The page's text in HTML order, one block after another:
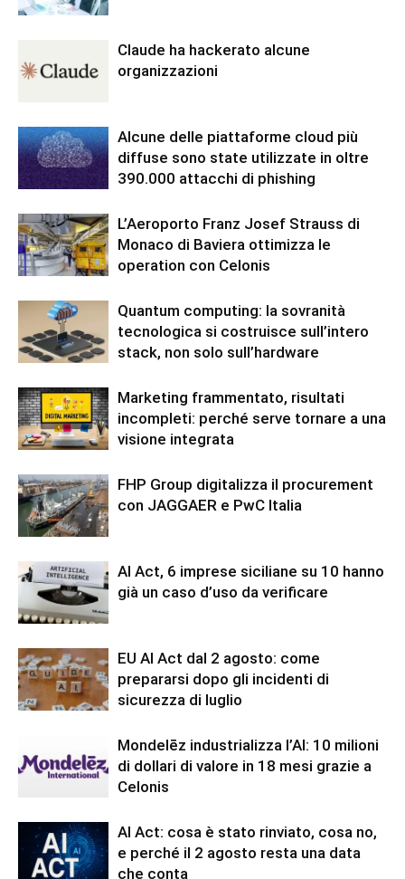
Claude ha hackerato alcune
organizzazioni
Alcune delle piattaforme cloud più
diffuse sono state utilizzate in oltre
390.000 attacchi di phishing
L’Aeroporto Franz Josef Strauss di
Monaco di Baviera ottimizza le
operation con Celonis
Quantum computing: la sovranità
tecnologica si costruisce sull’intero
stack, non solo sull’hardware
Marketing frammentato, risultati
incompleti: perché serve tornare a una
visione integrata
FHP Group digitalizza il procurement
con JAGGAER e PwC Italia
AI Act, 6 imprese siciliane su 10 hanno
già un caso d’uso da verificare
EU AI Act dal 2 agosto: come
prepararsi dopo gli incidenti di
sicurezza di luglio
Mondelēz industrializza l’AI: 10 milioni
di dollari di valore in 18 mesi grazie a
Celonis
AI Act: cosa è stato rinviato, cosa no,
e perché il 2 agosto resta una data
che conta